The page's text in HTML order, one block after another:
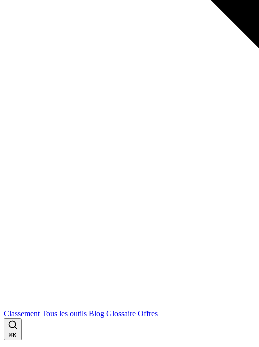
Classement Tous les outils Blog Glossaire Offres
⌘K